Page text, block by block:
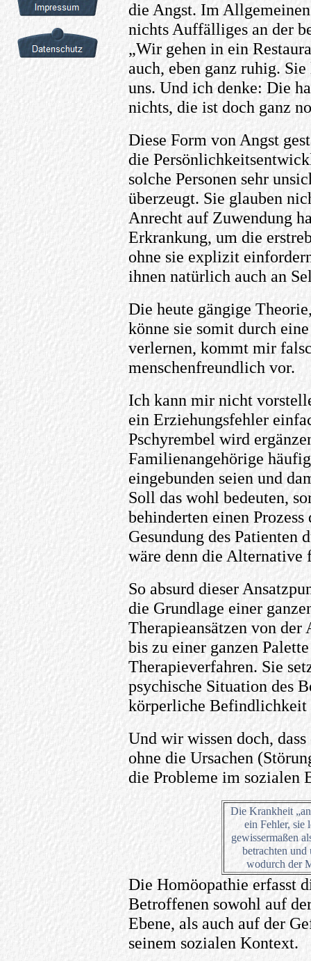
die Angst. Im
nichts Auffälliges an der
„Wir gehen in ein
auch, eben ganz ruhig.
uns. Und ich denke: Die
nichts, die ist doch ganz
Diese Form von Angst
die
solche Personen sehr
überzeugt. Sie glauben
Anrecht auf Zuwendung
Erkrankung, um die
ohne sie explizit
ihnen natürlich auch an
Die heute gängige
könne sie somit durch
verlernen, kommt mir
menschenfreundlich vor.
Ich kann mir nicht
ein Erziehungsfehler
Pschyrembel wird
Familienangehörige
eingebunden seien und
Soll das wohl bedeuten,
behinderten einen
Gesundung des Patienten
wäre denn die Alternative
So absurd dieser
die Grundlage einer
Therapieansätzen von der
bis zu einer ganzen
Therapieverfahren. Sie
psychische Situation des
körperliche
Und wir wissen doch,
ohne die Ursachen
die Probleme im sozialen
Die Krankheit
ein Fehler, sie
gewissermaßen
betrachten und
wodurch der
Die Homöopathie erfasst
Betroffenen sowohl auf
Ebene, als auch auf der
seinem sozialen Kontext.